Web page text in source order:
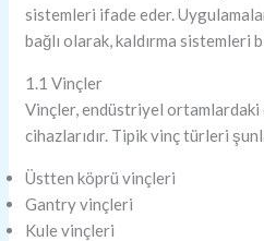
sistemleri ifade eder.
bağlı olarak, kaldırma
1.1 Vinçler
Vinçler, endüstriyel ortamlardaki
cihazlarıdır. Tipik vinç türleri
Üstten köprü vinçleri
Gantry vinçleri
Kule vinçleri